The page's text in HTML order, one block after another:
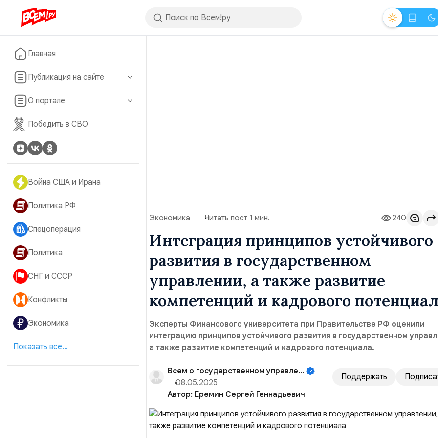
Главная
Публикация на сайте
О портале
Победить в СВО
Война США и Ирана
Политика РФ
Спецоперация
Политика
СНГ и СССР
Конфликты
Экономика
Показать все...
Экономика Читать пост 1 мин. 240
Интеграция принципов устойчивого
развития в государственном
управлении, а также развитие
компетенций и кадрового
Эксперты Финансового университета при Правительстве РФ оценили
интеграцию принципов устойчивого развития в государственном
а также развитие компетенций и кадрового потенциала.
Всем о государственном управлении!
08.05.2025
Поддержать
Автор: Еремин Сергей Геннадьевич